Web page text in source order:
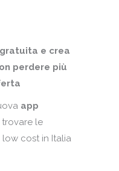
e crea
perdere più
app
le
cost in Italia